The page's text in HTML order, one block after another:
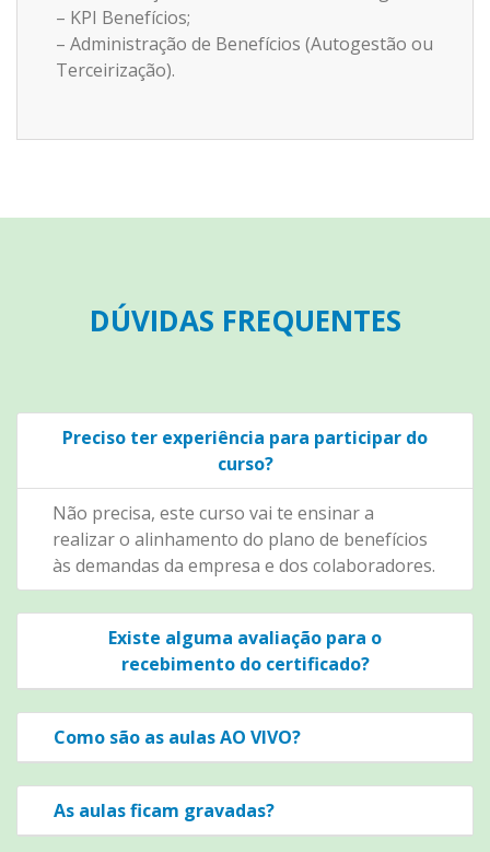
– KPI Benefícios;
– Administração de Benefícios (Autogestão ou
Terceirização).
DÚVIDAS FREQUENTES
Preciso ter experiência para participar do
curso?
Não precisa, este curso vai te ensinar a
realizar o alinhamento do plano de benefícios
às demandas da empresa e dos colaboradores.
Existe alguma avaliação para o
recebimento do certificado?
Como são as aulas AO VIVO?
As aulas ficam gravadas?